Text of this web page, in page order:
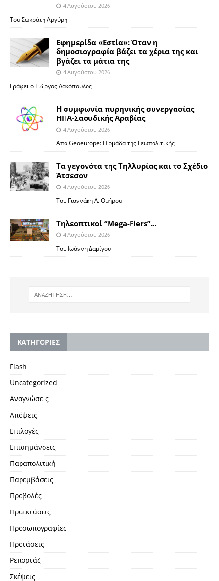
4 Αυγούστου 2026
Του Σωκράτη Αργύρη
Εφημερίδα «Εστία»: Όταν η
δημοσιογραφία βάζει τα χέρια της και
βγάζει τα μάτια της
4 Αυγούστου 2026
Γράφει ο Γιώργος Λακόπουλος
Η συμφωνία πυρηνικής συνεργασίας
ΗΠΑ-Σαουδικής Αραβίας
4 Αυγούστου 2026
Από Geoeurope: H ομάδα της Γεωπολιτικής
Τα γεγονότα της Τηλλυρίας και το Σχέδιο
Άτσεσον
4 Αυγούστου 2026
Toυ Γιαννάκη Λ. Ομήρου
Tηλεοπτικοί “Mega-Fiers”…
4 Αυγούστου 2026
Toυ Ιωάννη Δαμίγου
KΑΤΗΓΟΡΙΕΣ
Flash
Uncategorized
Αναγνώσεις
Απόψεις
Επιλογές
Επισημάνσεις
Παραπολιτική
Παρεμβάσεις
Προβολές
Προεκτάσεις
Προσωπογραφίες
Προτάσεις
Ρεπορτάζ
Σκέψεις